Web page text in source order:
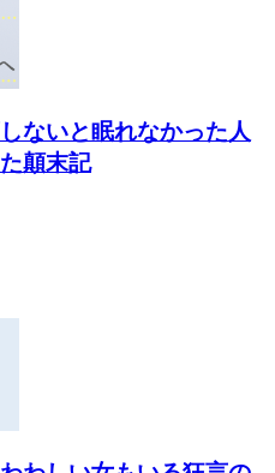
ないと眠れなかった人
顛末記